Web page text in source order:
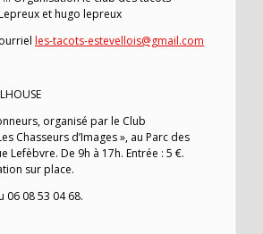
et hugo lepreux
les-tacots-estevellois@gmail.com
organisé par le Club
Chasseurs d’Images », au Parc des
Lefèbvre. De 9h à 17h. Entrée : 5 €.
sur place.
06 08 53 04 68.